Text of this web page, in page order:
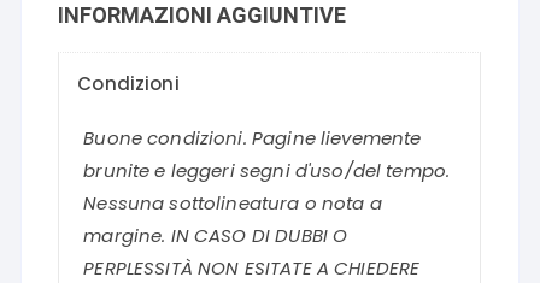
INFORMAZIONI AGGIUNTIVE
Condizioni
Buone condizioni. Pagine lievemente
brunite e leggeri segni d'uso/del tempo.
Nessuna sottolineatura o nota a
margine. IN CASO DI DUBBI O
PERPLESSITÀ NON ESITATE A CHIEDERE